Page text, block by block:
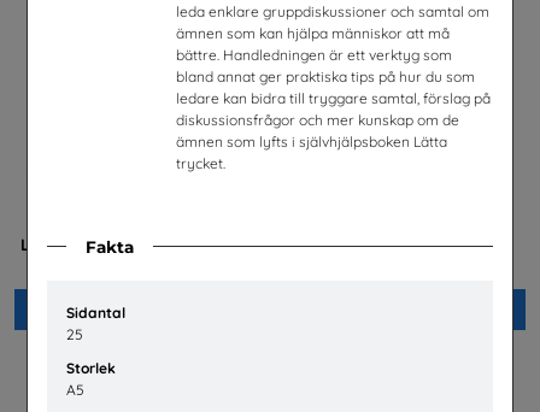
Fakta
Sidantal
25
Storlek
A5
leda enklare gruppdiskussioner och samtal om
ämnen som kan hjälpa människor att må
bättre. Handledningen är ett verktyg som
bland annat ger praktiska tips på hur du som
ledare kan bidra till tryggare samtal, förslag på
diskussionsfrågor och mer kunskap om de
ämnen som lyfts i självhjälpsboken Lätta
trycket.
Lärarhandledning om barns
Beställ 0kr
arbetsmarknaden?